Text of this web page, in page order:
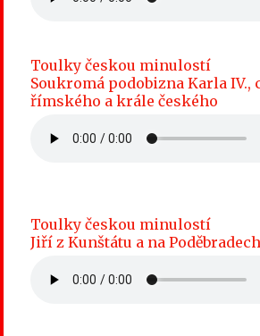
Toulky českou minulostí
Soukromá podobizna Karla IV.,
římského a krále českého
Toulky českou minulostí
Jiří z Kunštátu a na Poděbradech